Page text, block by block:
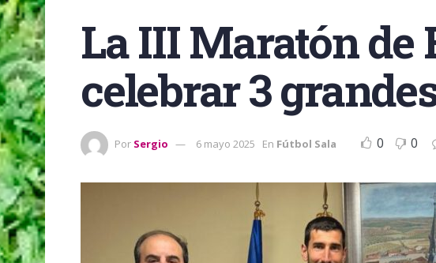
La III Maratón de
celebrar 3
Por Sergio 6 mayo 2025 En Fútbol Sala 0 0